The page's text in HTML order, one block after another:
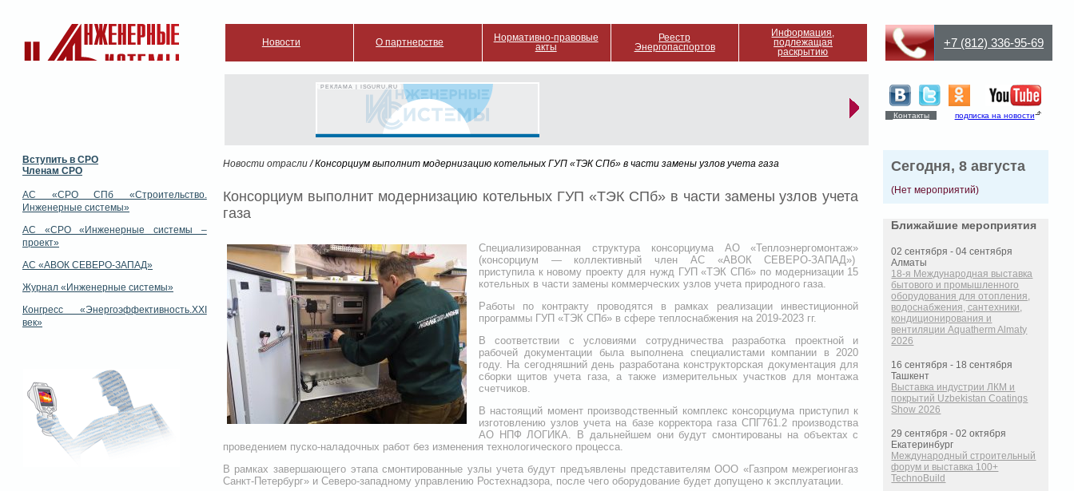
Новости О партнерстве
Нормативно-правовые
акты
Реестр
Энергопаспортов
Информация,
подлежащая
раскрытию
РЕКЛАМА | ISGURU.RU
+7 (812) 336-95-69
Контакты подписка на новости
Вступить в СРО
Членам СРО
АС «СРО СПб «Строительство.
Инженерные системы»
АС «СРО «Инженерные системы –
проект»
АС «АВОК СЕВЕРО-ЗАПАД»
Журнал «Инженерные системы»
Конгресс «Энергоэффективность.XXI
век»
Сегодня, 8 августа
(Нет мероприятий)
Ближайшие мероприятия
02 сентября - 04 сентября
Алматы
18-я Международная выставка
бытового и промышленного
оборудования для отопления,
водоснабжения, сантехники,
кондиционирования и
вентиляции Aquatherm Almaty
2026
16 сентября - 18 сентября
Ташкент
Выставка индустрии ЛКМ и
покрытий Uzbekistan Coatings
Show 2026
29 сентября - 02 октября
Екатеринбург
Международный строительный
форум и выставка 100+
TechnoBuild
Новости отрасли/ Консорциум выполнит модернизацию котельных ГУП «ТЭК СПб» в части замены узлов учета газа
Консорциум выполнит модернизацию котельных ГУП «ТЭК СПб» в части замены узлов учета
газа
Специализированная структура консорциума АО «Теплоэнергомонтаж»
(консорциум — коллективный член АС «АВОК СЕВЕРО-ЗАПАД»)
приступила к новому проекту для нужд ГУП «ТЭК СПб» по модернизации 15
котельных в части замены коммерческих узлов учета природного газа.
Работы по контракту проводятся в рамках реализации инвестиционной
программы ГУП «ТЭК СПб» в сфере теплоснабжения на 2019-2023 гг.
В соответствии с условиями сотрудничества разработка проектной и
рабочей документации была выполнена специалистами компании в 2020
году. На сегодняшний день разработана конструкторская документация для
сборки щитов учета газа, а также измерительных участков для монтажа
счетчиков.
В настоящий момент производственный комплекс консорциума приступил к
изготовлению узлов учета на базе корректора газа СПГ761.2 производства
АО НПФ ЛОГИКА. В дальнейшем они будут смонтированы на объектах с
проведением пуско-наладочных работ без изменения технологического процесса.
В рамках завершающего этапа смонтированные узлы учета будут предъявлены представителям ООО «Газпром межрегионгаз
Санкт-Петербург» и Северо-западному управлению Ростехнадзора, после чего оборудование будет допущено к эксплуатации.